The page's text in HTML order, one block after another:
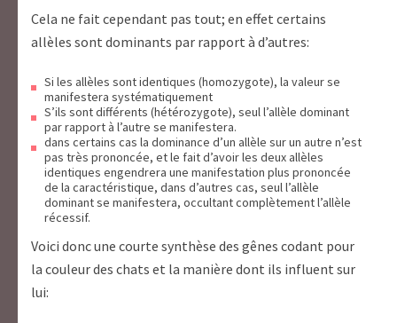
Cela ne fait cependant pas tout; en effet certains
allèles sont dominants par rapport à d’autres:
Si les allèles sont identiques (homozygote), la valeur se
manifestera systématiquement
S’ils sont différents (hétérozygote), seul l’allèle dominant
par rapport à l’autre se manifestera.
dans certains cas la dominance d’un allèle sur un autre n’est
pas très prononcée, et le fait d’avoir les deux allèles
identiques engendrera une manifestation plus prononcée
de la caractéristique, dans d’autres cas, seul l’allèle
dominant se manifestera, occultant complètement l’allèle
récessif.
Voici donc une courte synthèse des gênes codant pour
la couleur des chats et la manière dont ils influent sur
lui: